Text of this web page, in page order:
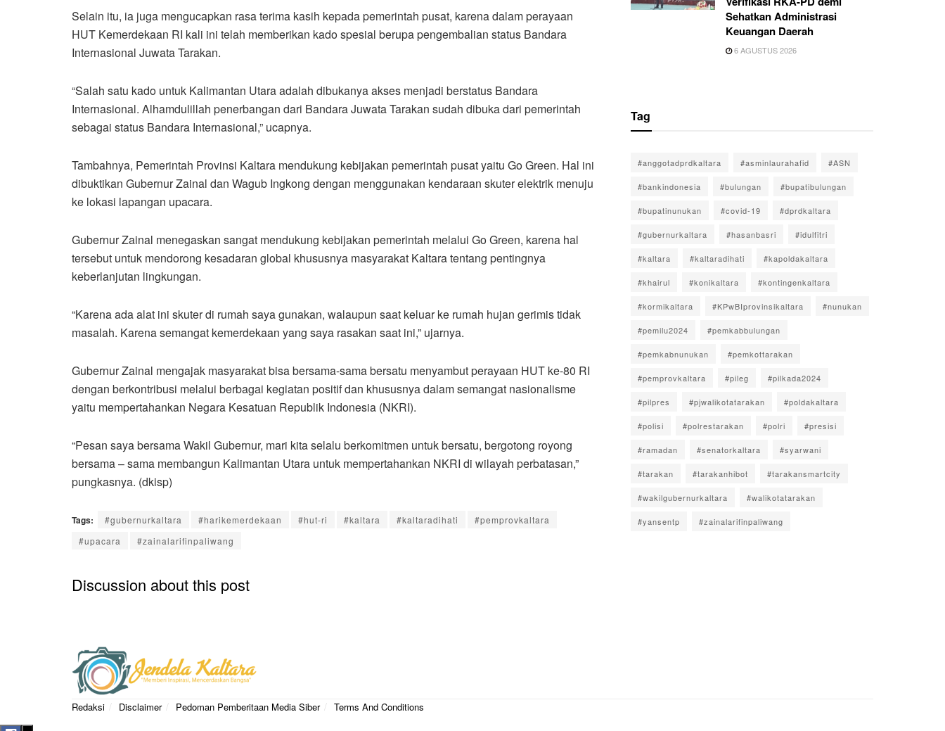
Selain itu, ia juga mengucapkan rasa terima kasih kepada pemerintah pusat, karena dalam perayaan
HUT Kemerdekaan RI kali ini telah memberikan kado spesial berupa pengembalian status Bandara
Internasional Juwata Tarakan.
“Salah satu kado untuk Kalimantan Utara adalah dibukanya akses menjadi berstatus Bandara
Internasional. Alhamdulillah penerbangan dari Bandara Juwata Tarakan sudah dibuka dari pemerintah
sebagai status Bandara Internasional,” ucapnya.
Tambahnya, Pemerintah Provinsi Kaltara mendukung kebijakan pemerintah pusat yaitu Go Green. Hal ini
dibuktikan Gubernur Zainal dan Wagub Ingkong dengan menggunakan kendaraan skuter elektrik menuju
ke lokasi lapangan upacara.
Gubernur Zainal menegaskan sangat mendukung kebijakan pemerintah melalui Go Green, karena hal
tersebut untuk mendorong kesadaran global khususnya masyarakat Kaltara tentang pentingnya
keberlanjutan lingkungan.
“Karena ada alat ini skuter di rumah saya gunakan, walaupun saat keluar ke rumah hujan gerimis tidak
masalah. Karena semangat kemerdekaan yang saya rasakan saat ini,” ujarnya.
Gubernur Zainal mengajak masyarakat bisa bersama-sama bersatu menyambut perayaan HUT ke-80 RI
dengan berkontribusi melalui berbagai kegiatan positif dan khususnya dalam semangat nasionalisme
yaitu mempertahankan Negara Kesatuan Republik Indonesia (NKRI).
“Pesan saya bersama Wakil Gubernur, mari kita selalu berkomitmen untuk bersatu, bergotong royong
bersama – sama membangun Kalimantan Utara untuk mempertahankan NKRI di wilayah perbatasan,”
pungkasnya. (dkisp)
Tags: #gubernurkaltara #harikemerdekaan #hut-ri #kaltara #kaltaradihati
#pemprovkaltara
#upacara
#zainalarifinpaliwang
Discussion about this post
Sehatkan Administrasi
Keuangan Daerah
6 AGUSTUS 2026
Tag
#anggotadprdkaltara #asminlaurahafid #ASN
#bankindonesia #bulungan #bupatibulungan
#bupatinunukan #covid-19 #dprdkaltara
#gubernurkaltara #hasanbasri #idulfitri
#kaltara #kaltaradihati #kapoldakaltara
#khairul #konikaltara #kontingenkaltara
#kormikaltara #KPwBIprovinsikaltara #nunukan
#pemilu2024 #pemkabbulungan
#pemkabnunukan #pemkottarakan
#pemprovkaltara #pileg #pilkada2024
#pilpres #pjwalikotatarakan #poldakaltara
#polisi #polrestarakan #polri #presisi
#ramadan #senatorkaltara #syarwani
#tarakan #tarakanhibot #tarakansmartcity
#wakilgubernurkaltara #walikotatarakan
#yansentp #zainalarifinpaliwang
Redaksi Disclaimer Pedoman Pemberitaan Media Siber Terms And Conditions